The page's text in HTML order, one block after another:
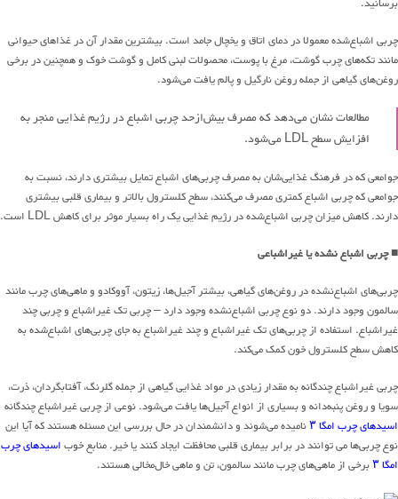
چربی اشباع‌شده معمولا در دمای اتاق و یخچال جامد است. بیشترین مقدار آن در غذاهای حیوانی
مانند تکه‌های چرب گوشت، مرغ با پوست، محصولات لبنی کامل و گوشت خوک و همچنین در برخی
روغن‌های گیاهی از جمله روغن نارگیل و پالم یافت می‌شود.
مطالعات نشان می‌دهد که مصرف بیش‌از‌حد چربی اشباع در رژیم غذایی منجر به
افزایش سطح LDL می‌شود.
جوامعی که در فرهنگ غذایی‌شان به مصرف چربی‌های اشباع تمایل بیشتری دارند، نسبت به
جوامعی که چربی اشباع کمتری مصرف می‌کنند، سطح کلسترول بالاتر و بیماری قلبی بیشتری
دارند. کاهش میزان چربی اشباع‌شده در رژیم غذایی یک راه بسیار موثر برای کاهش LDL است.
■ چربی اشباع نشده یا غیراشباعی
چربی‌های اشباع‌نشده در روغن‌های گیاهی، بیشتر آجیل‌ها، زیتون، آووکادو و ماهی‌های چرب مانند
سالمون وجود دارند. دو نوع چربی اشباع‌نشده وجود دارد – چربی تک غیراشباع و چربی چند
غیراشباع. استفاده از چربی‌های تک غیراشباع و چند غیراشباع به جای چربی‌های اشباع‌شده به
کاهش سطح کلسترول خون کمک می‌کند.
چربی غیراشباع چندگانه به مقدار زیادی در مواد غذایی گیاهی از جمله گلرنگ، آفتابگردان، ذرت،
سویا و روغن پنبه‌دانه و بسیاری از انواع آجیل‌ها یافت می‌شود. نوعی از چربی غیراشباع چندگانه
اسیدهای چرب امگا ۳
نامیده می‌شوند و دانشمندان در حال بررسی این مسئله هستند که آیا این
نوع چربی‌ها می توانند در برابر بیماری قلبی محافظت ایجاد کنند یا خیر. منابع خوباسیدهای چرب
امگا ۳
برخی از ماهی‌های چرب مانند سالمون، تن و ماهی خال‌مخالی هستند.